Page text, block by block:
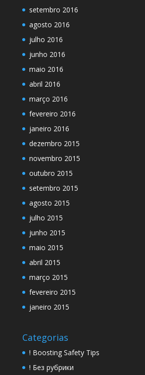
setembro 2016
agosto 2016
julho 2016
junho 2016
maio 2016
abril 2016
março 2016
fevereiro 2016
janeiro 2016
dezembro 2015
novembro 2015
outubro 2015
setembro 2015
agosto 2015
julho 2015
junho 2015
maio 2015
abril 2015
março 2015
fevereiro 2015
janeiro 2015
Categorias
! Boosting Safety Tips
! Без рубрики